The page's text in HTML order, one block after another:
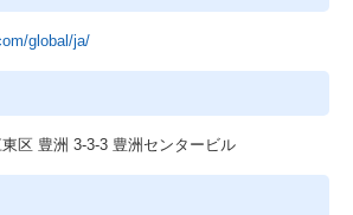
global/ja/
区 豊洲 3-3-3 豊洲センタービル